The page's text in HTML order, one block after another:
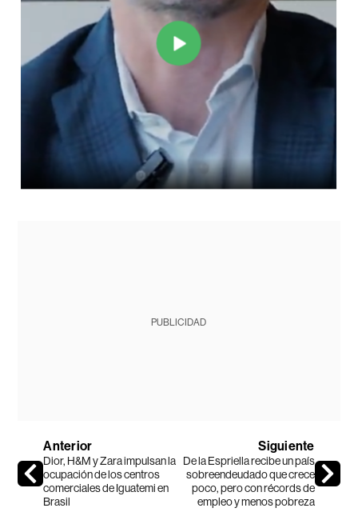
PUBLICIDAD
Anterior
Dior, H&M y Zara impulsan la
ocupación de los centros
comerciales de Iguatemi en
Brasil
Siguiente
De la Espriella recibe un país
sobreendeudado que crece
poco, pero con récords de
empleo y menos pobreza